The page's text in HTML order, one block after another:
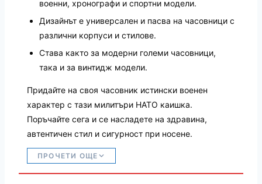
военни, хронографи и спортни модели.
Дизайнът е универсален и пасва на часовници с
различни корпуси и стилове.
Става както за модерни големи часовници,
така и за винтидж модели.
Придайте на своя часовник истински военен
характер с тази милитъри НАТО каишка.
Поръчайте сега и се насладете на здравина,
автентичен стил и сигурност при носене.
ПРОЧЕТИ ОЩЕ